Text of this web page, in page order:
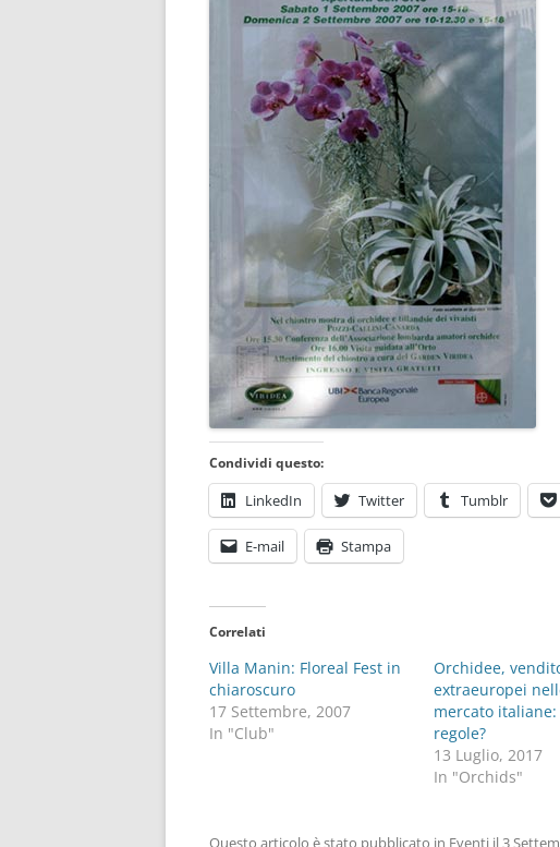
Condividi questo:
LinkedIn Twitter Tumblr
E-mail Stampa
Correlati
Villa Manin: Floreal Fest in
chiaroscuro
17 Settembre, 2007
In "Club"
Orchidee,
extraeuropei
mercato
regole?
13 Luglio, 2017
In "Orchids"
Questo articolo è stato pubblicato in Eventi il3